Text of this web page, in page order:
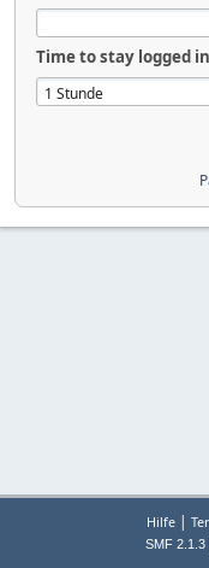
Time to stay logged
Hilfe |
SMF 2.1.3|